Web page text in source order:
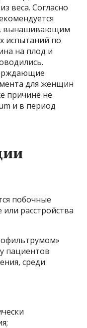
веса. Согласно
вынашивающим
испытаний по
на плод и
для женщин
причине не
и в период
побочные
расстройства
пациентов
среди